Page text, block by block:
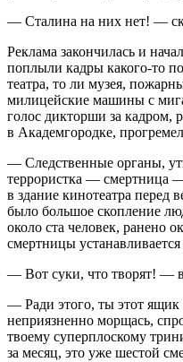
— Сталина на них нет! —
Реклама закончилась и
поплыли кадры какого-то
театра, то ли музея,
милицейские машины с
голос дикторши за кадром,
в Академгородке,
— Следственные органы,
террористка — смертница
в здание кинотеатра перед
было большое скопление
около ста человек, ранено
смертницы
— Вот суки, что творят! —
— Ради этого, ты этот
неприязненно морщась,
твоему суперплоскому
за месяц, это уже шестой